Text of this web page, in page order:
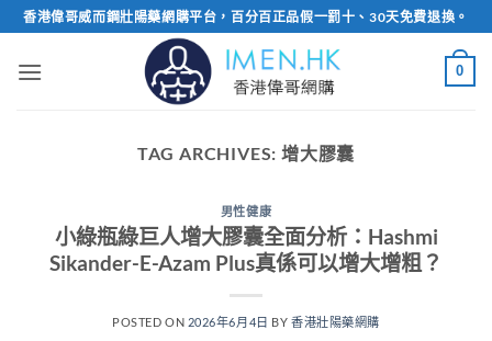
Skip
to
content
香港偉哥威而鋼壯陽藥網購平台，百分百正品假一罰十、30天免費退換。
0
TAG ARCHIVES: 增大膠囊
男性健康
小綠瓶綠巨人增大膠囊全面分析：Hashmi
Sikander-E-Azam Plus真係可以增大增粗？
POSTED ON 2026年6月4日 BY 香港壯陽藥網購